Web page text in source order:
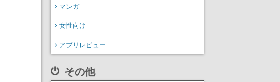
マンガ
女性向け
アプリレビュー
その他